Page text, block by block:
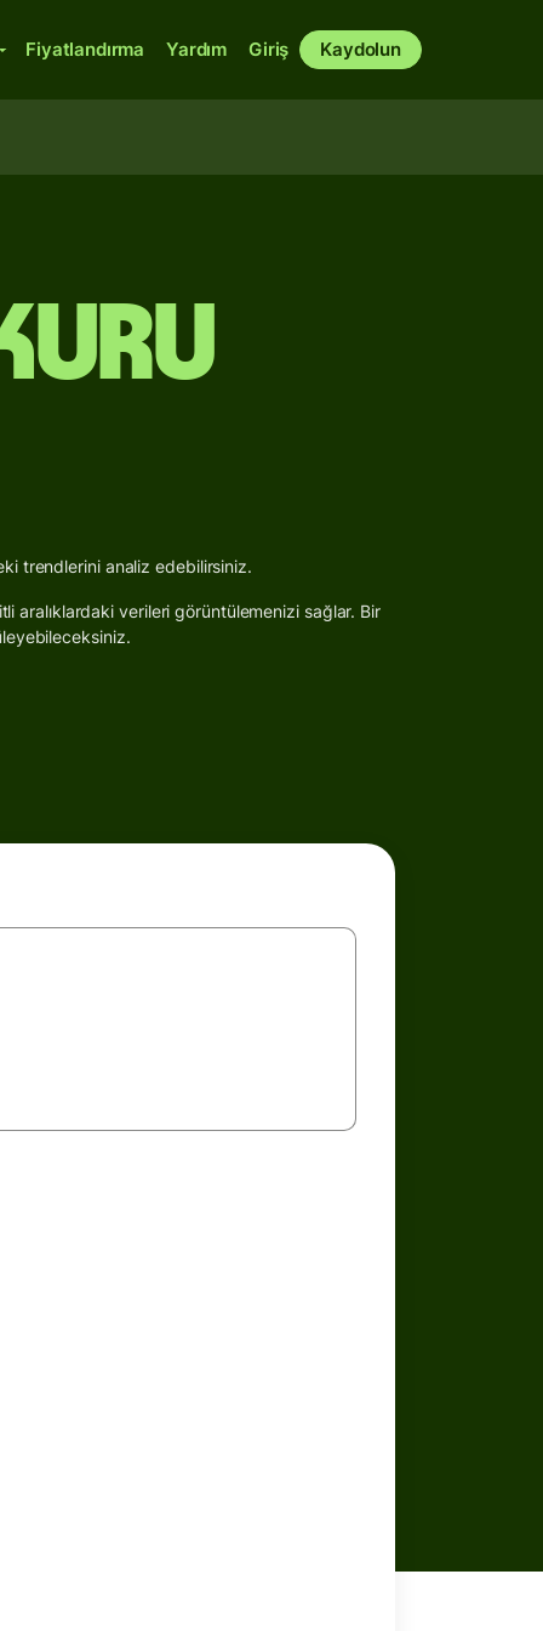
Fiyatlandırma Yardım Giriş Kaydolun
trendlerini analiz edebilirsiniz.
aralıklardaki verileri görüntülemenizi sağlar. Bir